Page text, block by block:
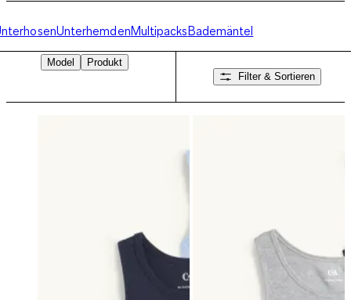
UnterhemdenMultipacksBademäntel
Model
Produkt
Filter & Sortieren